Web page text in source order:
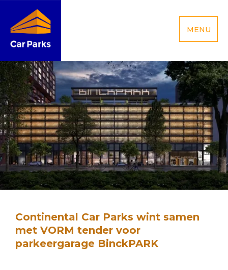
MENU
Continental Car Parks wint samen
met VORM tender voor
parkeergarage BinckPARK